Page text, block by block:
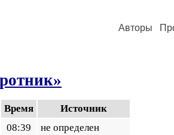
Авторы
Время
Источник
08:39
не определен